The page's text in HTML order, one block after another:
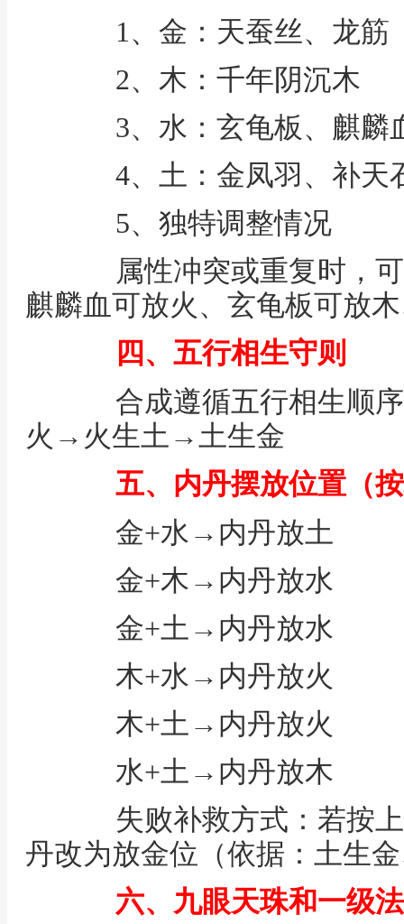
1、金：天蚕丝、龙筋
2、木：千年阴沉木
3、水：玄龟板、麒麟
4、土：金凤羽、补天
5、独特调整情况
属性冲突或重复时，可
麒麟血可放火、玄龟板可放
四、五行相生守则
合成遵循五行相生顺
火→火生土→土生金
五、内丹摆放位置（
金+水→内丹放土
金+木→内丹放水
金+土→内丹放水
木+水→内丹放火
木+土→内丹放火
水+土→内丹放木
失败补救方式：若按上
丹改为放金位（依据：土生
六、九眼天珠和一级